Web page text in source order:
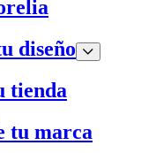
diseño
tienda
tu marca